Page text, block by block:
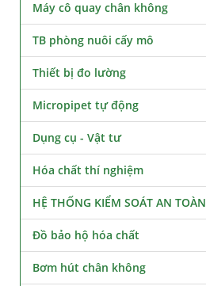
Máy cô quay chân không
TB phòng nuôi cấy mô
Thiết bị đo lường
Micropipet tự động
Dụng cụ - Vật tư
Hóa chất thí nghiệm
HỆ THỐNG KIỂM SOÁT AN TOÀN
Đồ bảo hộ hóa chất
Bơm hút chân không